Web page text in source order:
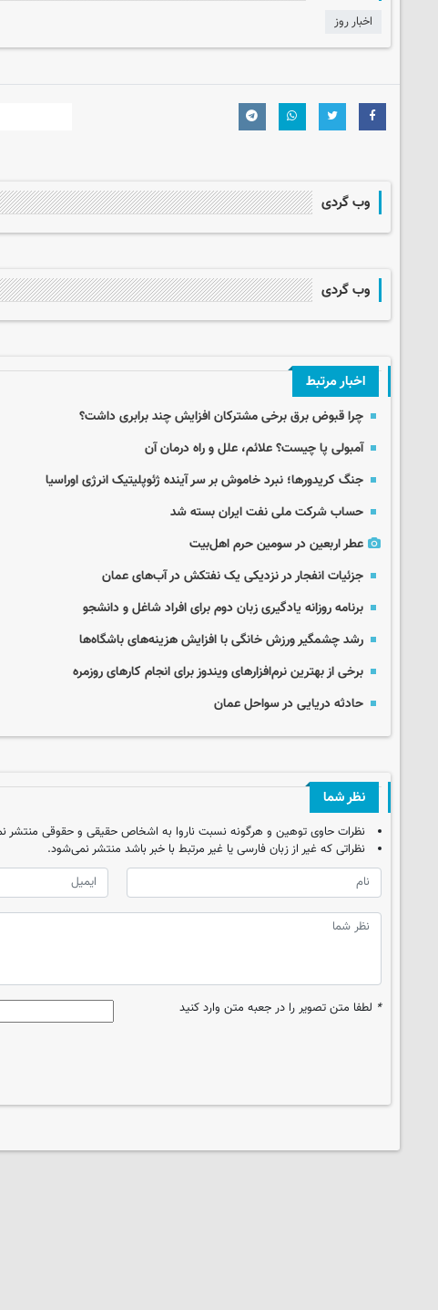
اخبار روز
وب گردی
وب گردی
اخبار مرتبط
چرا قبوض برق برخی مشترکان افزایش چند برابری داشت؟
آمبولی پا چیست؟ علائم، علل و راه درمان آن
جنگ کریدورها؛ نبرد خاموش بر سر آینده ژئوپلیتیک انرژی اوراسیا
حساب‌ شرکت ملی نفت ایران بسته شد
عطر اربعین در سومین حرم اهل‌بیت
جزئیات انفجار در نزدیکی یک نفتکش در آب‌های عمان
برنامه روزانه یادگیری زبان دوم برای افراد شاغل و دانشجو
رشد چشمگیر ورزش خانگی با افزایش هزینه‌های باشگاه‌ها
برخی از بهترین نرم‌افزارهای ویندوز برای انجام کارهای روزمره
حادثه دریایی در سواحل عمان
نظر شما
نظرات حاوی توهین و هرگونه نسبت ناروا به اشخاص حقیقی و حقوقی منتشر
نظراتی که غیر از زبان فارسی یا غیر مرتبط با خبر باشد منتشر نمی‌شود.
* لطفا متن تصویر را در جعبه متن وارد کنید